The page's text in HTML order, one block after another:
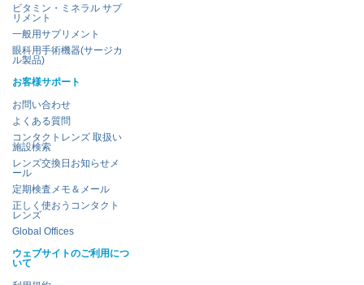
ビタミン・ミネラル サプ
リメント
一般用サプリメント
眼科用手術機器(サージカ
ル製品)
お客様サポート
お問い合わせ
よくある質問
コンタクトレンズ 取扱い
施設検索
レンズ交換日お知らせメ
ール
定期検査メモ＆メール
正しく使おうコンタクト
レンズ
Global Offices
ウェブサイトのご利用につ
いて